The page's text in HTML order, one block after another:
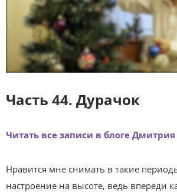
Часть 44. Дурачок
Читать все записи в блоге Дмитрия
Нравится мне снимать в такие
настроение на высоте, ведь впереди